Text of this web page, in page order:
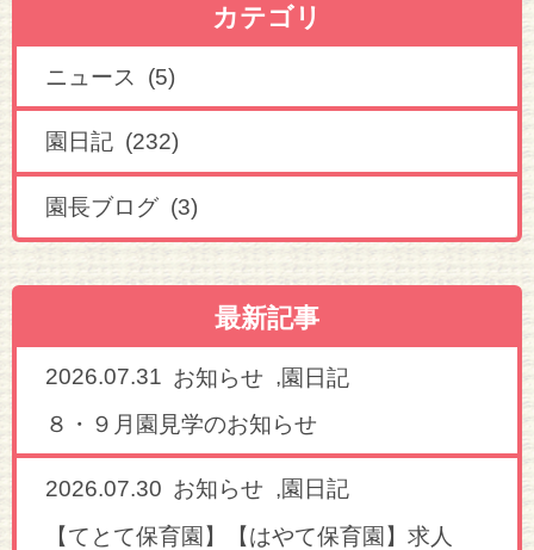
カテゴリ
ニュース (5)
園日記 (232)
園長ブログ (3)
最新記事
2026.07.31 お知らせ ,園日記
８・９月園見学のお知らせ
2026.07.30 お知らせ ,園日記
【てとて保育園】【はやて保育園】求人